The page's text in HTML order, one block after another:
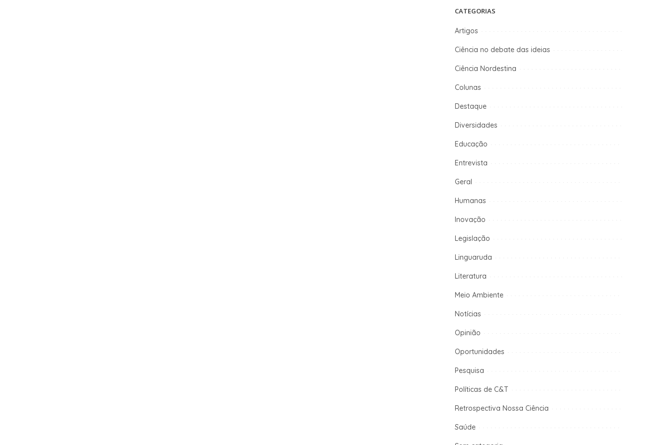
CATEGORIAS
Artigos
Ciência no debate das ideias
Ciência Nordestina
Colunas
Destaque
Diversidades
Educação
Entrevista
Geral
Humanas
Inovação
Legislação
Linguaruda
Literatura
Meio Ambiente
Notícias
Opinião
Oportunidades
Pesquisa
Políticas de C&T
Retrospectiva Nossa Ciência
Saúde